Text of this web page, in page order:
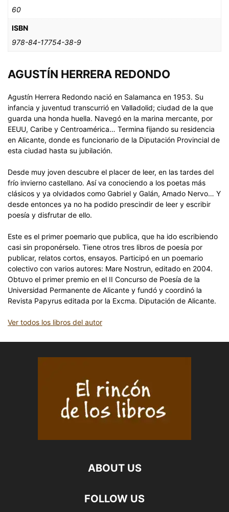
60
ISBN
978-84-17754-38-9
AGUSTÍN HERRERA REDONDO
Agustín Herrera Redondo nació en Salamanca en 1953. Su
infancia y juventud transcurrió en Valladolid; ciudad de la que
guarda una honda huella. Navegó en la marina mercante, por
EEUU, Caribe y Centroamérica… Termina fijando su residencia
en Alicante, donde es funcionario de la Diputación Provincial de
esta ciudad hasta su jubilación.
Desde muy joven descubre el placer de leer, en las tardes del
frío invierno castellano. Así va conociendo a los poetas más
clásicos y ya olvidados como Gabriel y Galán, Amado Nervo… Y
desde entonces ya no ha podido prescindir de leer y escribir
poesía y disfrutar de ello.
Este es el primer poemario que publica, que ha ido escribiendo
casi sin proponérselo. Tiene otros tres libros de poesía por
publicar, relatos cortos, ensayos. Participó en un poemario
colectivo con varios autores: Mare Nostrun, editado en 2004.
Obtuvo el primer premio en el II Concurso de Poesía de la
Universidad Permanente de Alicante y fundó y coordinó la
Revista Papyrus editada por la Excma. Diputación de Alicante.
Ver todos los libros del autor
ABOUT US
FOLLOW US